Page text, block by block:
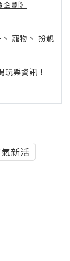
劃》
丶 寵物 丶 扮靚
樂資訊！
新活